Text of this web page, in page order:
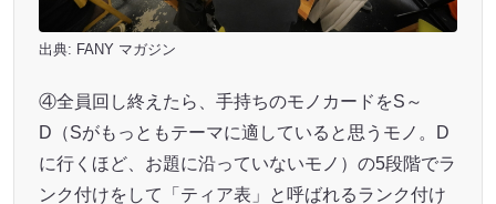
出典: FANY マガジン
④全員回し終えたら、手持ちのモノカードをS～
D（Sがもっともテーマに適していると思うモノ。D
に行くほど、お題に沿っていないモノ）の5段階でラ
ンク付けをして「ティア表」と呼ばれるランク付け